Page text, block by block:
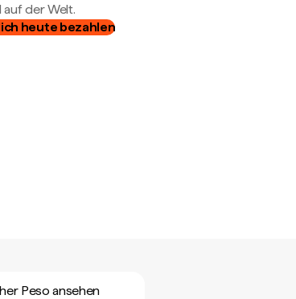
auf der Welt.
heute bezahlen
Peso ansehen